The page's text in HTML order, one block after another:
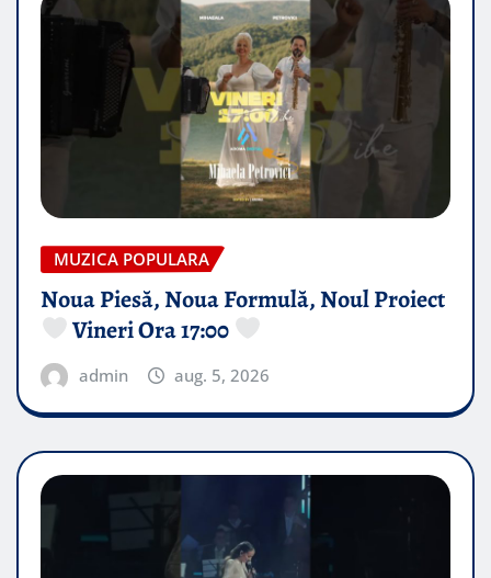
MUZICA POPULARA
Noua Piesă, Noua Formulă, Noul Proiect
Vineri Ora 17:00
admin aug. 5, 2026